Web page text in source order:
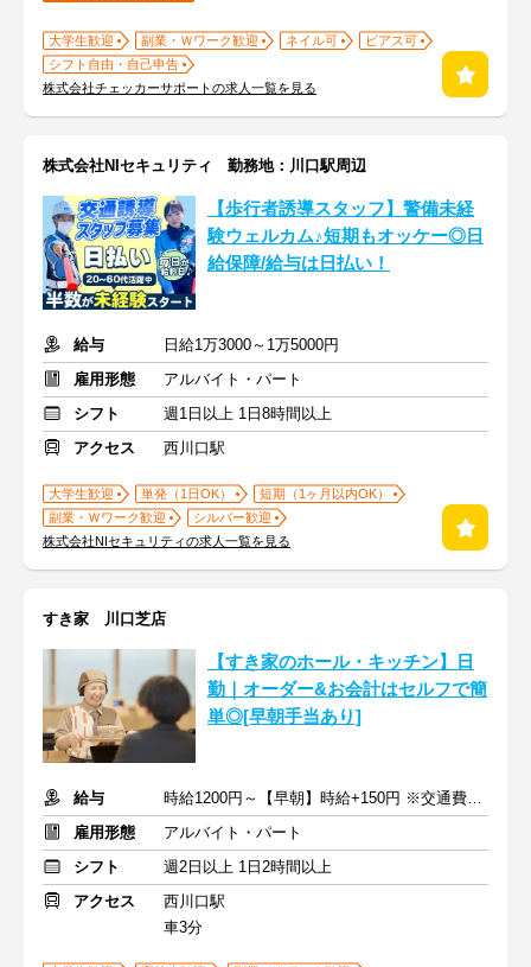
大学生歓迎 副業・Ｗワーク歓迎 ネイル可
ピアス可
シフト自由・自己申告
株式会社チェッカーサポートの求人一覧を見る
株式会社NIセキュリティ 勤務地：川口駅周辺
【歩行者誘導スタッフ】警備未経
験ウェルカム♪短期もオッケー◎日
給保障/給与は日払い！
給与
日給1万3000～1万5000円
雇用形態
アルバイト・パート
シフト
週1日以上 1日8時間以上
アクセス
西川口駅
大学生歓迎 単発（1日OK）
短期（1ヶ月以内OK）
副業・Ｗワーク歓迎
シルバー歓迎
株式会社NIセキュリティの求人一覧を見る
すき家 川口芝店
【すき家のホール・キッチン】日
勤｜オーダー&お会計はセルフで簡
単◎[早朝手当あり]
給与
時給1200円～【早朝】時給+150円 ※交通費支給
雇用形態
アルバイト・パート
シフト
週2日以上 1日2時間以上
アクセス
西川口駅
車3分